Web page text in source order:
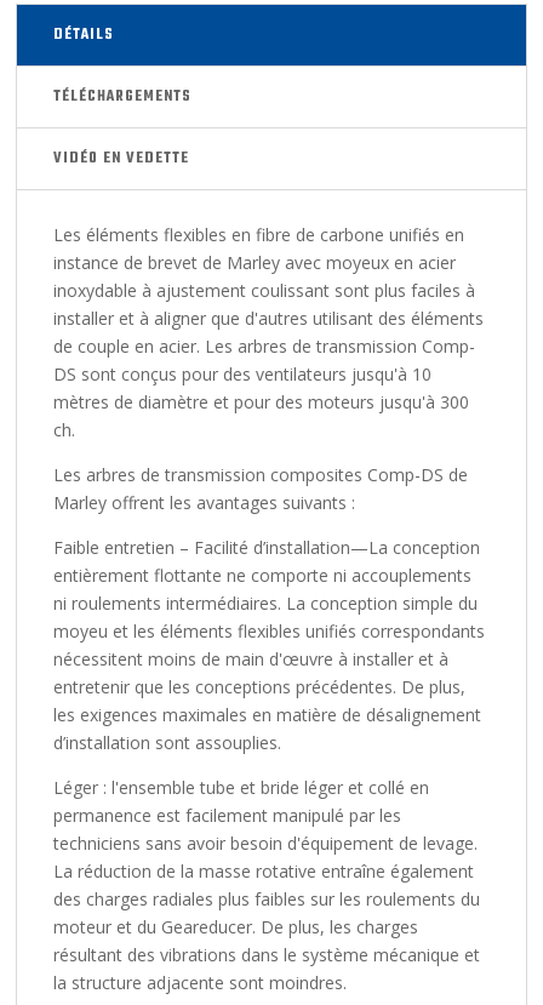
DÉTAILS
TÉLÉCHARGEMENTS
VIDÉO EN VEDETTE
Les éléments flexibles en fibre de carbone unifiés en
instance de brevet de Marley avec moyeux en acier
inoxydable à ajustement coulissant sont plus faciles à
installer et à aligner que d'autres utilisant des éléments
de couple en acier. Les arbres de transmission Comp-
DS sont conçus pour des ventilateurs jusqu'à 10
mètres de diamètre et pour des moteurs jusqu'à 300
ch.
Les arbres de transmission composites Comp-DS de
Marley offrent les avantages suivants :
Faible entretien – Facilité d’installation—La conception
entièrement flottante ne comporte ni accouplements
ni roulements intermédiaires. La conception simple du
moyeu et les éléments flexibles unifiés correspondants
nécessitent moins de main d'œuvre à installer et à
entretenir que les conceptions précédentes. De plus,
les exigences maximales en matière de désalignement
d’installation sont assouplies.
Léger : l'ensemble tube et bride léger et collé en
permanence est facilement manipulé par les
techniciens sans avoir besoin d'équipement de levage.
La réduction de la masse rotative entraîne également
des charges radiales plus faibles sur les roulements du
moteur et du Geareducer. De plus, les charges
résultant des vibrations dans le système mécanique et
la structure adjacente sont moindres.